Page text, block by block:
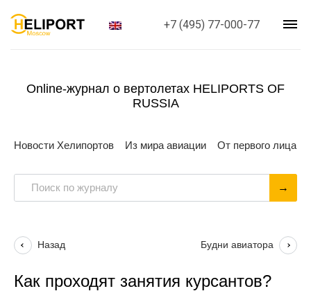
+7 (495) 77-000-77
Online-журнал о вертолетах HELIPORTS OF
RUSSIA
Новости Хелипортов Из мира авиации От первого лица
Назад Будни авиатора
Как проходят занятия курсантов?